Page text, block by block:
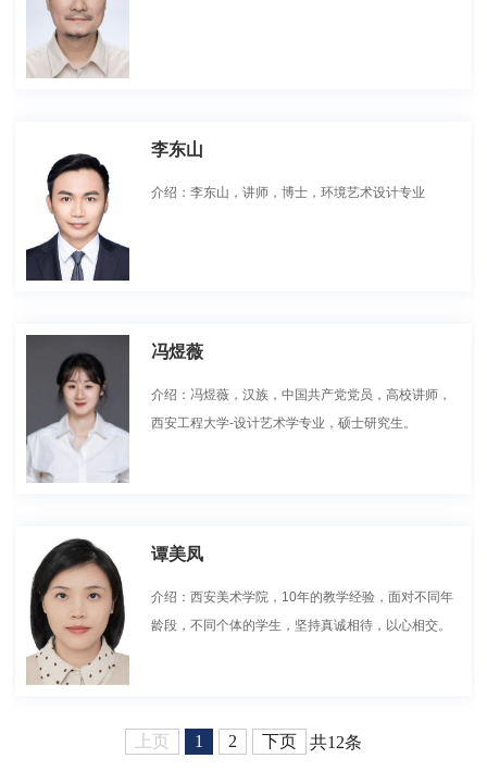
李东山
介绍：李东山，讲师，博士，环境艺术设计专业
冯煜薇
介绍：冯煜薇，汉族，中国共产党党员，高校讲师，
西安工程大学-设计艺术学专业，硕士研究生。
​谭美凤
介绍：西安美术学院，10年的教学经验，面对不同年
龄段，不同个体的学生，坚持真诚相待，以心相交。
上页 1 2 下页 共12条